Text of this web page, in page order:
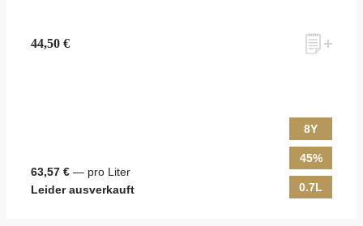
44,50 €
63,57 € — pro Liter
Leider ausverkauft
8Y
45%
0.7L